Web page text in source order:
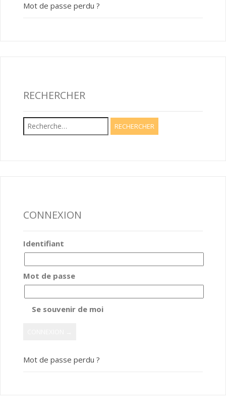
Mot de passe perdu ?
RECHERCHER
Rechercher :
CONNEXION
Identifiant
Mot de passe
Se souvenir de moi
Mot de passe perdu ?